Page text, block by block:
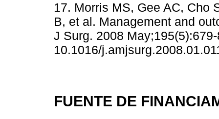
17. Morris MS, Gee AC, Cho
B, et al. Management and
J Surg. 2008
10.1016/
FUENTE DE